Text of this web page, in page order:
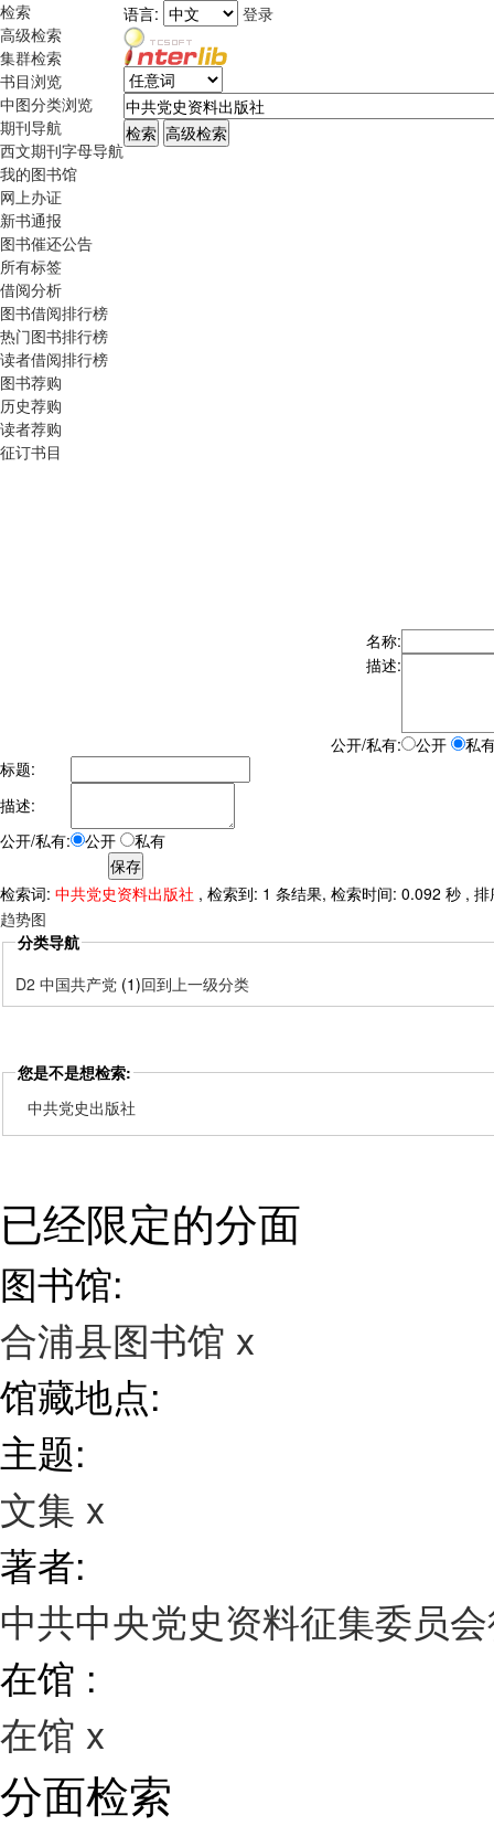
检索
高级检索
集群检索
书目浏览
中图分类浏览
期刊导航
西文期刊字母导航
我的图书馆
网上办证
新书通报
图书催还公告
所有标签
借阅分析
图书借阅排行榜
热门图书排行榜
读者借阅排行榜
图书荐购
历史荐购
读者荐购
征订书目
语言: 登录
名称:
描述:
公开/私有: 公开
私
标题:
描述:
公开/私有:
公开 私有
检索词: 中共党史资料出版社 , 检索到: 1 条结果, 检索时间: 0.092 秒 ,
趋势图
分类导航
D2 中国共产党 (1)回到上一级分类
您是不是想检索:
中共党史出版社
已经限定的分面
图书馆:
合浦县图书馆 x
馆藏地点:
主题:
文集 x
著者:
中共中央党史资料征集委员
在馆 :
在馆 x
分面检索